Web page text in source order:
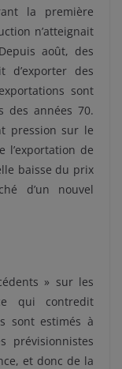
la première
n’atteignait
août, des
d’exporter des
sont
des années 70.
pression sur le
l’exportation de
baisse du prix
d’un nouvel
» sur les
qui contredit
sont estimés à
prévisionnistes
et donc de la